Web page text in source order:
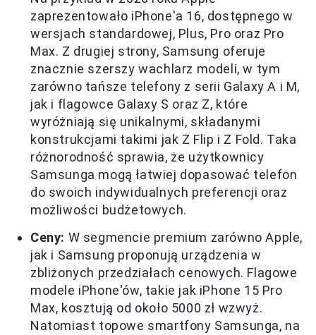
zaprezentowało iPhone'a 16, dostępnego w
wersjach standardowej, Plus, Pro oraz Pro
Max. Z drugiej strony, Samsung oferuje
znacznie szerszy wachlarz modeli, w tym
zarówno tańsze telefony z serii Galaxy A i M,
jak i flagowce Galaxy S oraz Z, które
wyróżniają się unikalnymi, składanymi
konstrukcjami takimi jak Z Flip i Z Fold. Taka
różnorodność sprawia, że użytkownicy
Samsunga mogą łatwiej dopasować telefon
do swoich indywidualnych preferencji oraz
możliwości budżetowych.
Ceny: W segmencie premium zarówno Apple,
jak i Samsung proponują urządzenia w
zbliżonych przedziałach cenowych. Flagowe
modele iPhone'ów, takie jak iPhone 15 Pro
Max, kosztują od około 5000 zł wzwyż.
Natomiast topowe smartfony Samsunga, na